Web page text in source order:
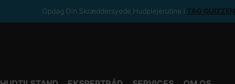
Opdag Din Skræddersyede Hudplejerutine ​ǀ TAG QUIZZEN